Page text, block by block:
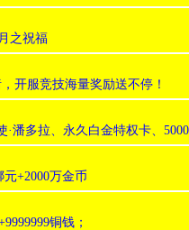
之祝福
开服竞技海量奖励送不停！
潘多拉、永久白金特权卡、
+2000万金币
铜钱；